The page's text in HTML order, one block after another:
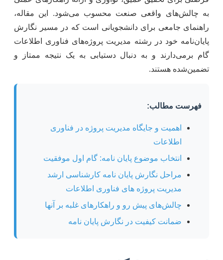
به چالش‌های واقعی صنعت محسوب می‌شود. این مقاله،
راهنمای جامعی برای دانشجویانی است که در مسیر نگارش
پایان‌نامه خود در رشته مدیریت پروژه‌های فناوری اطلاعات
گام برمی‌دارند و به دنبال دستیابی به یک نتیجه ممتاز و
تضمین‌شده هستند.
فهرست مطالب:
اهمیت و جایگاه مدیریت پروژه در فناوری
اطلاعات
انتخاب موضوع پایان نامه: گام اول موفقیت
مراحل نگارش پایان نامه کارشناسی ارشد
مدیریت پروژه های فناوری اطلاعات
چالش‌های پیش رو و راهکارهای غلبه بر آنها
ضمانت کیفیت در نگارش پایان نامه